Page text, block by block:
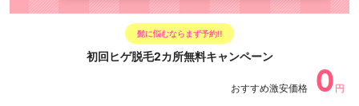
髭に悩むならまず予約‼
初回ヒゲ脱毛2カ所無料キャンペーン
おすすめ激安価格 0円